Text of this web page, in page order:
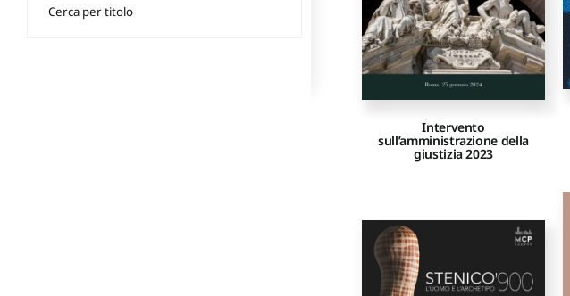
Intervento
sull’amministrazione della
giustizia 2023